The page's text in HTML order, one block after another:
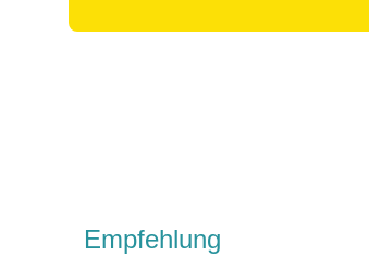
Empfehlung